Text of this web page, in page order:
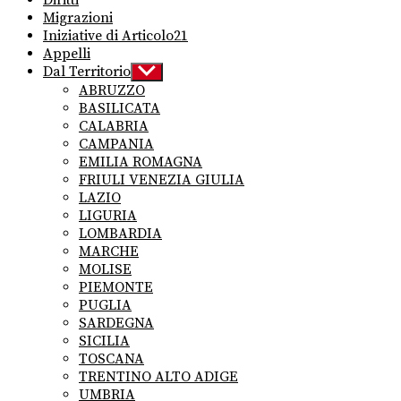
Migrazioni
Iniziative di Articolo21
Appelli
Dal Territorio Show
sub
menu
ABRUZZO
BASILICATA
CALABRIA
CAMPANIA
EMILIA ROMAGNA
FRIULI VENEZIA GIULIA
LAZIO
LIGURIA
LOMBARDIA
MARCHE
MOLISE
PIEMONTE
PUGLIA
SARDEGNA
SICILIA
TOSCANA
TRENTINO ALTO ADIGE
UMBRIA